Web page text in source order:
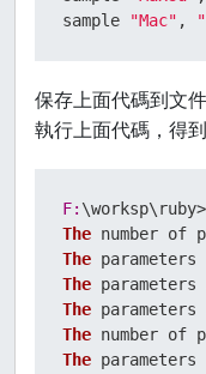
sample
"Mac" ,
保存上面代碼到文件
執行上面代碼，得
F:
The number of
The parameters
The parameters
The
The number of
The parameters